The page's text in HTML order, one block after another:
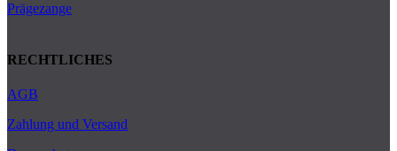
Prägezange
RECHTLICHES
AGB
Zahlung und Versand